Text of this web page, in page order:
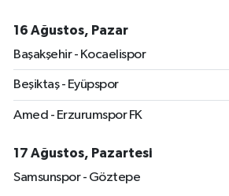
16 Ağustos, Pazar
Başakşehir - Kocaelispor
Beşiktaş - Eyüpspor
Amed - Erzurumspor FK
17 Ağustos, Pazartesi
Samsunspor - Göztepe